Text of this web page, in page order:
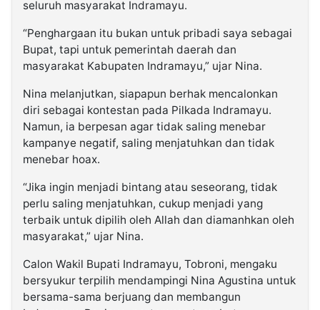
seluruh masyarakat Indramayu.
“Penghargaan itu bukan untuk pribadi saya sebagai
Bupat, tapi untuk pemerintah daerah dan
masyarakat Kabupaten Indramayu,” ujar Nina.
Nina melanjutkan, siapapun berhak mencalonkan
diri sebagai kontestan pada Pilkada Indramayu.
Namun, ia berpesan agar tidak saling menebar
kampanye negatif, saling menjatuhkan dan tidak
menebar hoax.
“Jika ingin menjadi bintang atau seseorang, tidak
perlu saling menjatuhkan, cukup menjadi yang
terbaik untuk dipilih oleh Allah dan diamanhkan oleh
masyarakat,” ujar Nina.
Calon Wakil Bupati Indramayu, Tobroni, mengaku
bersyukur terpilih mendampingi Nina Agustina untuk
bersama-sama berjuang dan membangun